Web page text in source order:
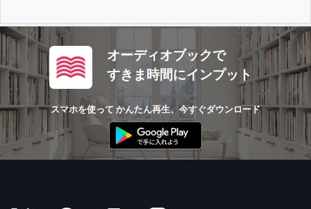
オーディオブックで
すきま時間にインプット
スマホを使って かんたん再生、今すぐダウンロード